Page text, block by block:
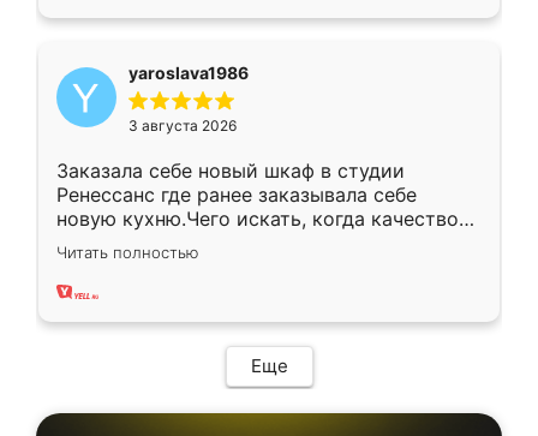
yaroslava1986
3 августа 2026
Заказала себе новый шкаф в студии
Ренессанс где ранее заказывала себе
новую кухню.Чего искать, когда качеством
вполне довольна. Служит кухня уже почти
два года, нареканий нет.
Читать полностью
Еще